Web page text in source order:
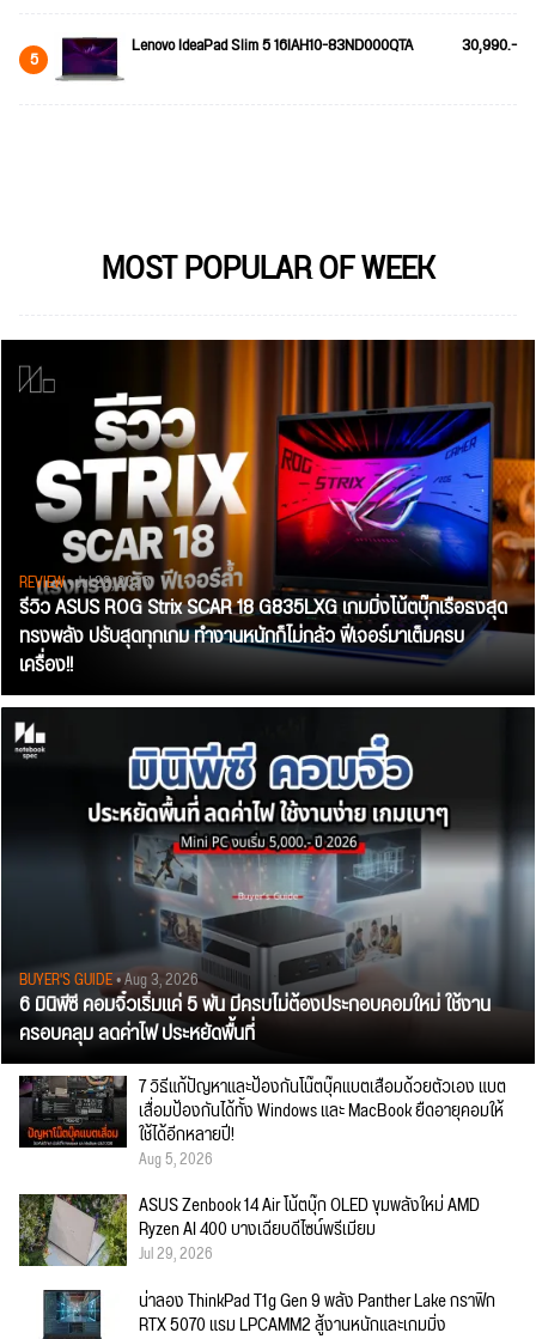
5 Lenovo IdeaPad Slim 5 16IAH10-83ND000QTA 30,990.-
MOST POPULAR OF WEEK
REVIEW• Jul 28, 2026
รีวิว ASUS ROG Strix SCAR 18 G835LXG เกมมิ่งโน้ตบุ๊กเรือธงสุด
ทรงพลัง ปรับสุดทุกเกม ทำงานหนักก็ไม่กลัว ฟีเจอร์มาเต็มครบ
เครื่อง!!
BUYER'S GUIDE• Aug 3, 2026
6 มินิพีซี คอมจิ๋วเริ่มแค่ 5 พัน มีครบไม่ต้องประกอบคอมใหม่ ใช้งาน
ครอบคลุม ลดค่าไฟ ประหยัดพื้นที่
7 วิธีแก้ปัญหาและป้องกันโน๊ตบุ๊คแบตเสื่อมด้วยตัวเอง แบต
เสื่อมป้องกันได้ทั้ง Windows และ MacBook ยืดอายุคอมให้
ใช้ได้อีกหลายปี!
Aug 5, 2026
ASUS Zenbook 14 Air โน้ตบุ๊ก OLED ขุมพลังใหม่ AMD
Ryzen AI 400 บางเฉียบดีไซน์พรีเมียม
Jul 29, 2026
น่าลอง ThinkPad T1g Gen 9 พลัง Panther Lake กราฟิก
RTX 5070 แรม LPCAMM2 สู้งานหนักและเกมมิ่ง